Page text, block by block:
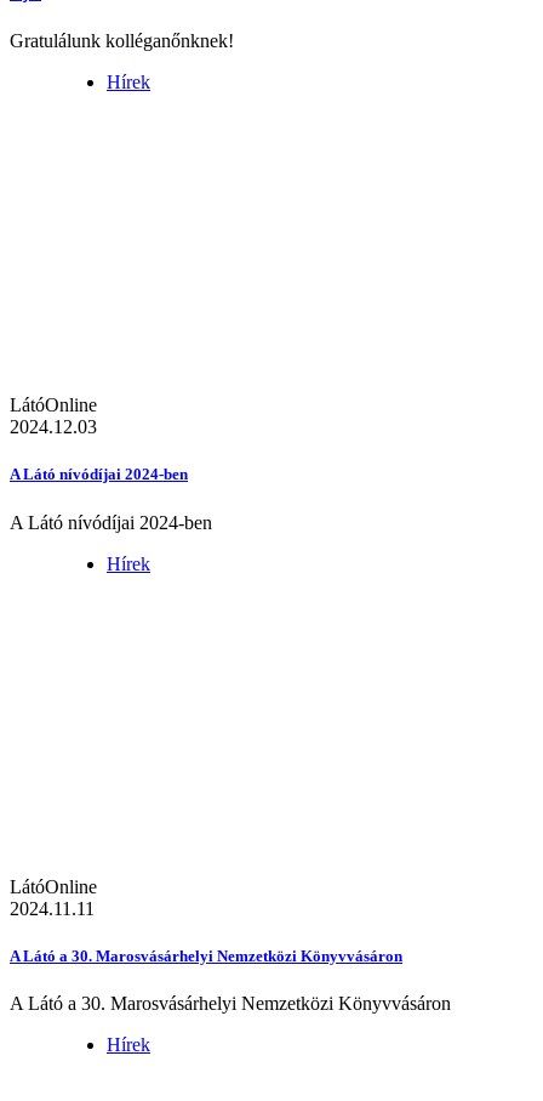
Gratulálunk kolléganőnknek!
Hírek
LátóOnline
2024.12.03
A Látó nívódíjai 2024-ben
A Látó nívódíjai 2024-ben
Hírek
LátóOnline
2024.11.11
A Látó a 30. Marosvásárhelyi Nemzetközi Könyvvásáron
A Látó a 30. Marosvásárhelyi Nemzetközi Könyvvásáron
Hírek